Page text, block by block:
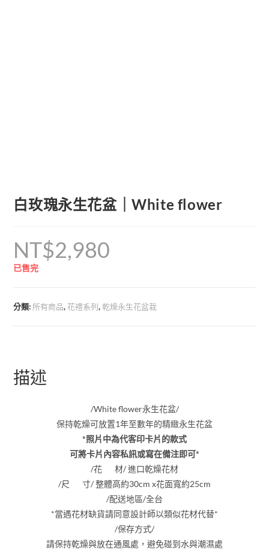
白玫瑰永生花盆｜White flower
NT$2,980
已售完
分類: 所有商品, 花禮系列,乾燥永生花盆栽
描述
/White flower永生花盆/
保持乾燥可放置1年至數年的精緻永生花盆
*照片中為代客印卡片的款式
可將卡片內容私訊或寫在備注即可*
/花 材/ 進口乾燥花材
/尺 寸/ 整體高約30cm x花面寬約25cm
/配送地區/全台
*當遇花材缺貨請同意設計師以類似花材代替*
/保存方式/
請保持乾燥與放在通風處，避免碰到水與潮濕處